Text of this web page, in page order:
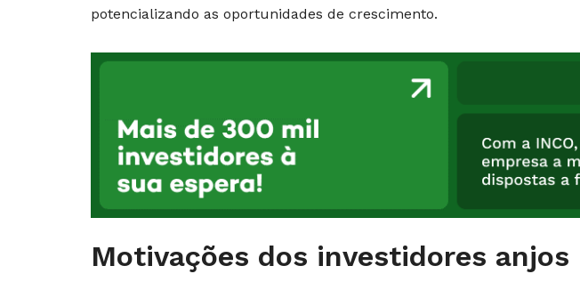
potencializando as oportunidades de crescimento.
Motivações dos investidores anjos